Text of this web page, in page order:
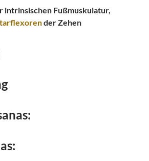
intrinsischen Fußmuskulatur,
der Zehen